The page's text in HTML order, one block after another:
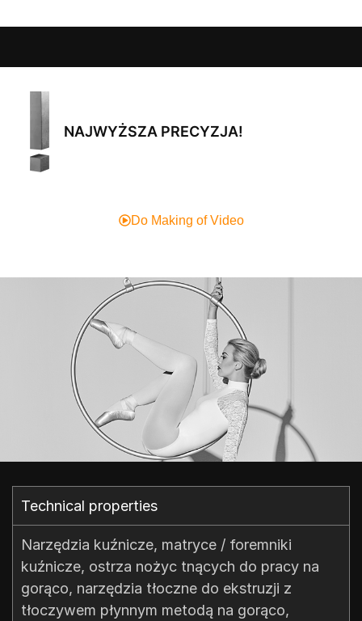
NAJWYŻSZA PRECYZJA!
Do Making of Video
Technical properties​
Narzędzia kuźnicze, matryce / foremniki
kuźnicze, ostrza nożyc tnących do pracy na
gorąco, narzędzia tłoczne do ekstruzji z
tłoczywem płynnym metodą na gorąco,